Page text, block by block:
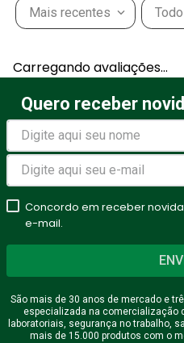
Avalie o produto de 1
estrelas
★★★★★
Seu nome
Endereço de email
Mais recentes
Carregando avaliações…
Quero receber
Concordo em receber
e-mail.
São mais de 30 anos de mercado e
especializada na comercialização
laboratoriais, segurança no trabalho,
mais de 15.000 produtos com o